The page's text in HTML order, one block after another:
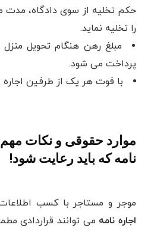
حکم تخلیه از سوی دادگاه، مدت
را تخلیه نماید.
مبلغ رهن هنگام تحویل
پرداخت می شود.
با فوت هر یک از طرفین اجاره
موارد حقوقی و نکات مهم
نامه که باید رعایت شود!
موجر و مستاجر با کسب
اجاره نامه می توانند قراردادی